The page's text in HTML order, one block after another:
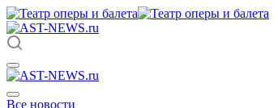
Все новости